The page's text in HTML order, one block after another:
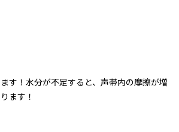
す！水分が不足すると、声帯内の摩擦が増
ます！